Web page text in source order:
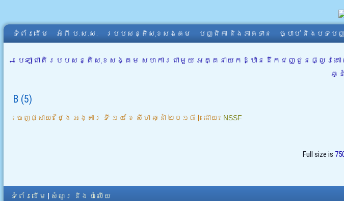
ទំព័រដើម អំពី​ ប.ស.ស. របបសន្តិសុខសង្គម បញ្ជិកា និងភាគទាន ច្បាប់ និងបទបញ្
← បេឡាជាតិរបបសន្តិសុខសង្គម សហការជាមួយ អគ្គនាយកដ្ឋានដឹកជញ្ជូនផ្លូវ
ឆ្ន
B (5)
ចេញផ្សាយ៖ ថ្ងៃ អង្គារ ទី ១៤ ខែ សីហា ឆ្នាំ ២០១៨ | ដោយ៖ NSSF
Full size is
ទំព័រដើម
សំណួរ និង ចំលើយ